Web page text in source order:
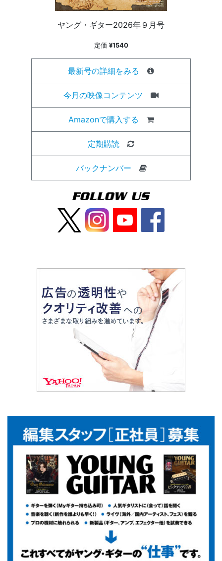
ヤング・ギター2026年９月号
定価 ¥1540
最新号の詳細をみる
今月の映像コンテンツ
Amazonで購入する
定期購読
バックナンバー